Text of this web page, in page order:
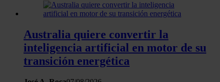
Australia quiere convertir la
inteligencia artificial en motor de su
transición energética